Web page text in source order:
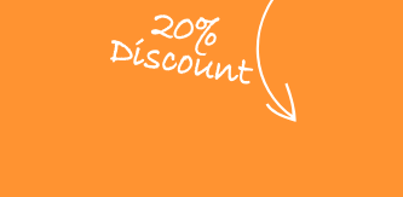
20%
Discount